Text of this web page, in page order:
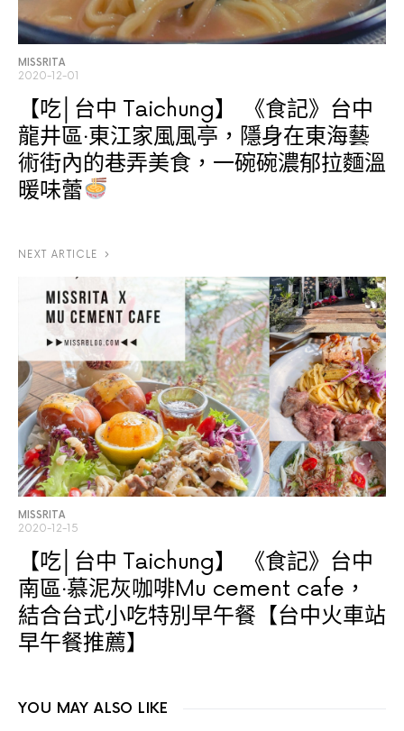
MISSRITA
2020-12-01
【吃│台中 Taichung】
《食記》台中
龍井區‧東江家風風亭，隱身在東海藝
術街內的巷弄美食，一碗碗濃郁拉麵溫
暖味蕾
NEXT ARTICLE
MISSRITA
2020-12-15
【吃│台中 Taichung】
《食記》台中
南區‧慕泥灰咖啡Mu cement cafe，
結合台式小吃特別早午餐【台中火車站
早午餐推薦】
YOU MAY ALSO LIKE